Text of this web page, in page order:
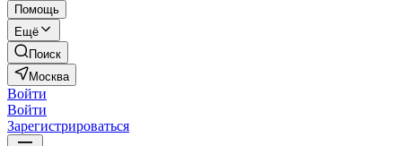
Помощь
Ещё
Поиск
Москва
Войти
Войти
Зарегистрироваться